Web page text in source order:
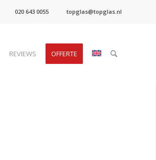
020 643 0055 topglas@topglas.nl
REVIEWS OFFERTE